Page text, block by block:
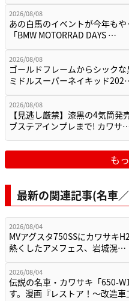
2026/08/08
あの白馬のイベントが今年もや
「BMW MOTORRAD DAYS …
2026/08/08
ゴールドフレームからシック
ミドルスーパーネイキッド
2026/08/08
【見逃し厳禁】漆黒の4気筒発
ブステアインプレまで! カワサ
も
最新の関連記事(名車
2026/08/04
MVアグスタ750SSにカワサキ
熱くしたアメフェス、岩城滉…
2026/08/04
伝説の名車・カワサキ「650-
す。漫画『レストア！～改造